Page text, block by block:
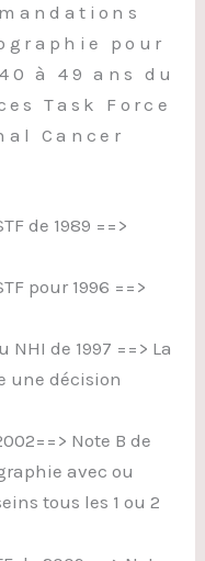
pour
à 49 ans du
Task Force
Cancer
de 1989 ==>
pour 1996 ==>
de 1997 ==> La
une décision
Note B de
avec ou
tous les 1 ou 2